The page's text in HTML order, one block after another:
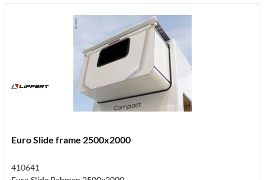
Euro Slide frame 2500x2000
410641